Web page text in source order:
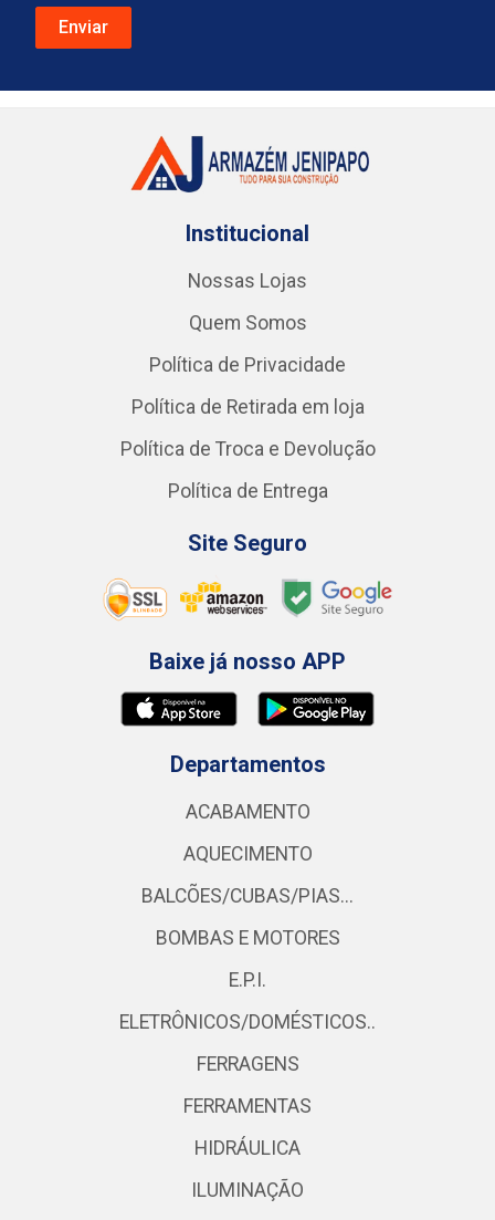
Institucional
Nossas Lojas
Quem Somos
Política de Privacidade
Política de Retirada em loja
Política de Troca e Devolução
Política de Entrega
Site Seguro
Baixe já nosso APP
Departamentos
ACABAMENTO
AQUECIMENTO
BALCÕES/CUBAS/PIAS...
BOMBAS E MOTORES
E.P.I.
ELETRÔNICOS/DOMÉSTICOS..
FERRAGENS
FERRAMENTAS
HIDRÁULICA
ILUMINAÇÃO